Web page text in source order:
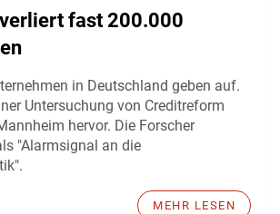
fast 200.000
in Deutschland geben auf.
Untersuchung von Creditreform
hervor. Die Forscher
"Alarmsignal an die
MEHR LESEN